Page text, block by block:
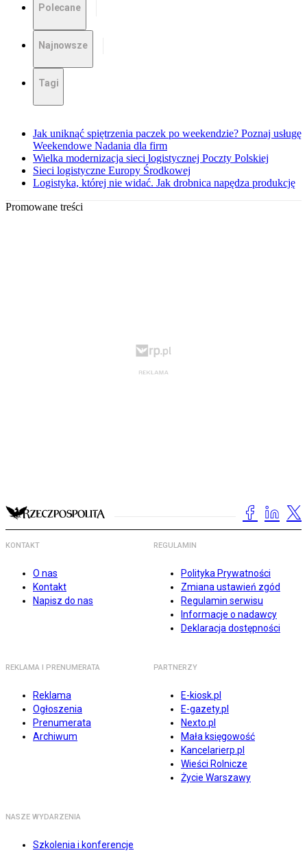
Polecane
Najnowsze
Tagi
Jak uniknąć spiętrzenia paczek po weekendzie? Poznaj usługę
Weekendowe Nadania dla firm
Wielka modernizacja sieci logistycznej Poczty Polskiej
Sieci logistyczne Europy Środkowej
Logistyka, której nie widać. Jak drobnica napędza produkcję
Promowane treści
KONTAKT
O nas
Kontakt
Napisz do nas
REGULAMIN
Polityka Prywatności
Zmiana ustawień zgód
Regulamin serwisu
Informacje o nadawcy
Deklaracja dostępności
REKLAMA I PRENUMERATA
Reklama
Ogłoszenia
Prenumerata
Archiwum
PARTNERZY
E-kiosk.pl
E-gazety.pl
Nexto.pl
Mała księgowość
Kancelarierp.pl
Wieści Rolnicze
Życie Warszawy
NASZE WYDARZENIA
Szkolenia i konferencje